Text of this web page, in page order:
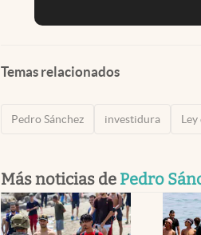
Temas relacionados
Pedro Sánchez investidura
Más noticias de Pedro